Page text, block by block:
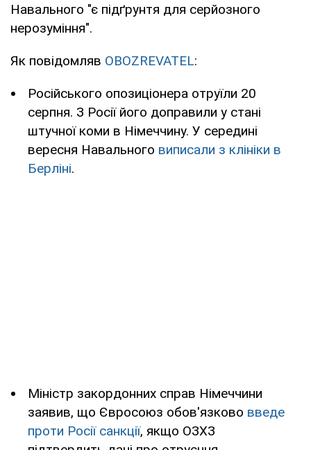
Навального "є підґрунтя для серйозного
нерозуміння".
Як повідомляв OBOZREVATEL:
Російського опозиціонера отруїли 20
серпня. З Росії його доправили у стані
штучної коми в Німеччину. У середині
вересня Навального виписали з клініки в
Берліні.
Міністр закордонних справ Німеччини
заявив, що Євросоюз обов'язково введе
проти Росії санкції, якщо ОЗХЗ